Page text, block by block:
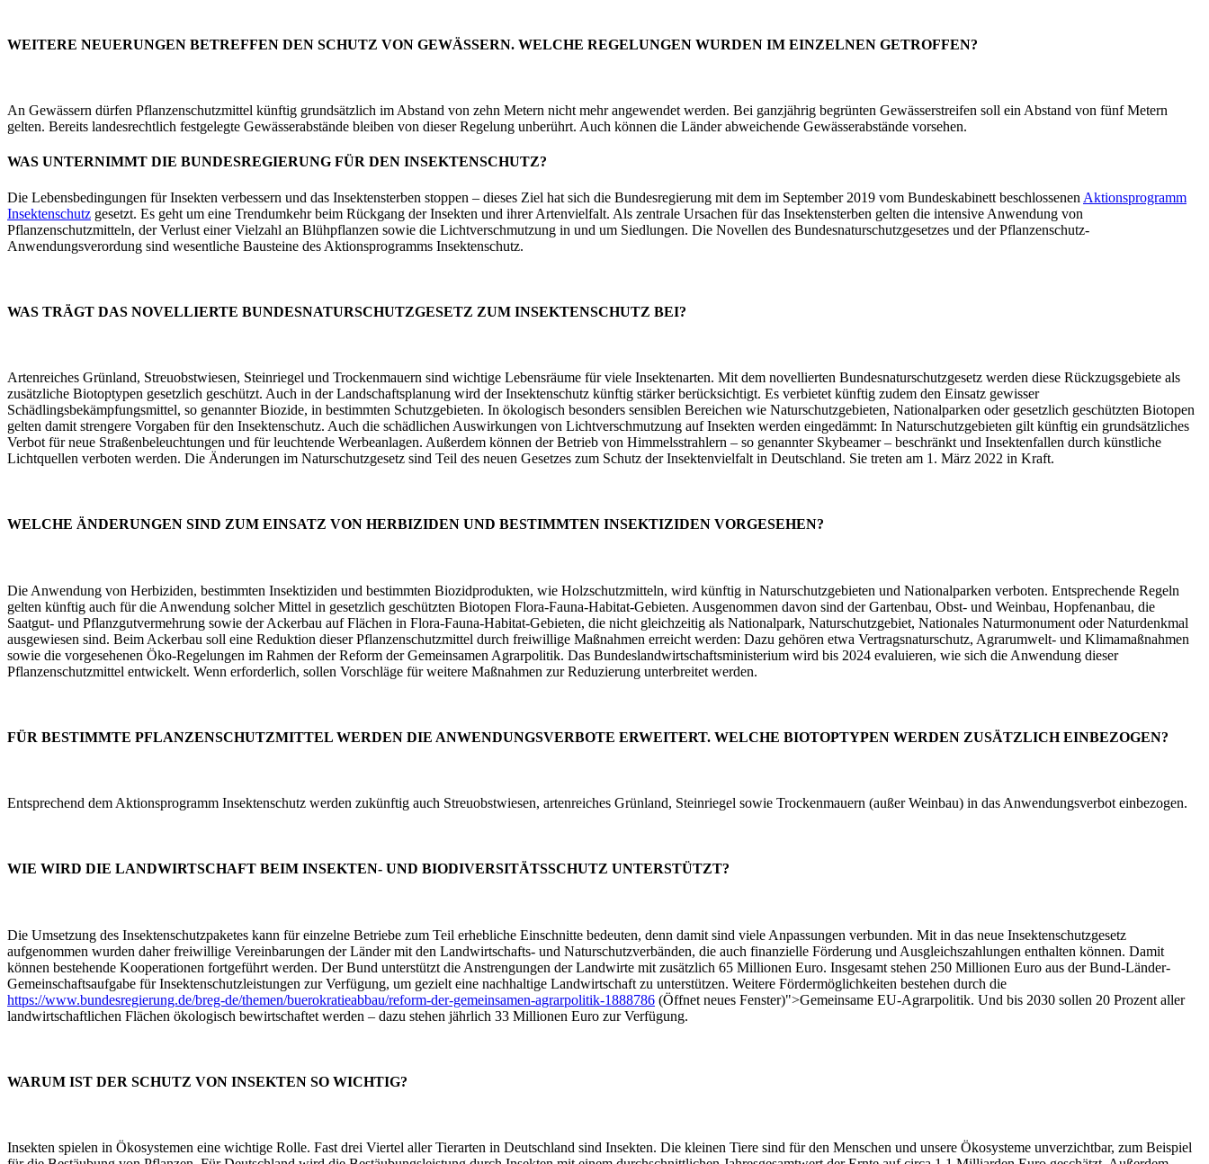
WEITERE NEUERUNGEN BETREFFEN DEN SCHUTZ VON GEWÄSSERN. WELCHE REGELUNGEN WURDEN IM EINZELNEN GETROFFEN?
An Gewässern dürfen Pflanzenschutzmittel künftig grundsätzlich im Abstand von zehn Metern nicht mehr angewendet werden. Bei ganzjährig begrünten Gewässerstreifen soll ein Abstand von fünf Metern
gelten. Bereits landesrechtlich festgelegte Gewässerabstände bleiben von dieser Regelung unberührt. Auch können die Länder abweichende Gewässerabstände vorsehen.
WAS UNTERNIMMT DIE BUNDESREGIERUNG FÜR DEN INSEKTENSCHUTZ?
Die Lebensbedingungen für Insekten verbessern und das Insektensterben stoppen – dieses Ziel hat sich die Bundesregierung mit dem im September 2019 vom Bundeskabinett beschlossenen Aktionsprogramm
Insektenschutz gesetzt. Es geht um eine Trendumkehr beim Rückgang der Insekten und ihrer Artenvielfalt. Als zentrale Ursachen für das Insektensterben gelten die intensive Anwendung von
Pflanzenschutzmitteln, der Verlust einer Vielzahl an Blühpflanzen sowie die Lichtverschmutzung in und um Siedlungen. Die Novellen des Bundesnaturschutzgesetzes und der Pflanzenschutz-
Anwendungsverordung sind wesentliche Bausteine des Aktionsprogramms Insektenschutz.
WAS TRÄGT DAS NOVELLIERTE BUNDESNATURSCHUTZGESETZ ZUM INSEKTENSCHUTZ BEI?
Artenreiches Grünland, Streuobstwiesen, Steinriegel und Trockenmauern sind wichtige Lebensräume für viele Insektenarten. Mit dem novellierten Bundesnaturschutzgesetz werden diese Rückzugsgebiete als
zusätzliche Biotoptypen gesetzlich geschützt. Auch in der Landschaftsplanung wird der Insektenschutz künftig stärker berücksichtigt. Es verbietet künftig zudem den Einsatz gewisser
Schädlingsbekämpfungsmittel, so genannter Biozide, in bestimmten Schutzgebieten. In ökologisch besonders sensiblen Bereichen wie Naturschutzgebieten, Nationalparken oder gesetzlich geschützten Biotopen
gelten damit strengere Vorgaben für den Insektenschutz. Auch die schädlichen Auswirkungen von Lichtverschmutzung auf Insekten werden eingedämmt: In Naturschutzgebieten gilt künftig ein grundsätzliches
Verbot für neue Straßenbeleuchtungen und für leuchtende Werbeanlagen. Außerdem können der Betrieb von Himmelsstrahlern – so genannter Skybeamer– beschränkt und Insektenfallen durch künstliche
Lichtquellen verboten werden. Die Änderungen im Naturschutzgesetz sind Teil des neuen Gesetzes zum Schutz der Insektenvielfalt in Deutschland. Sie treten am 1. März 2022 in Kraft.
WELCHE ÄNDERUNGEN SIND ZUM EINSATZ VON HERBIZIDEN UND BESTIMMTEN INSEKTIZIDEN VORGESEHEN?
Die Anwendung von Herbiziden, bestimmten Insektiziden und bestimmten Biozidprodukten, wie Holzschutzmitteln, wird künftig in Naturschutzgebieten und Nationalparken verboten. Entsprechende Regeln
gelten künftig auch für die Anwendung solcher Mittel in gesetzlich geschützten Biotopen Flora-Fauna-Habitat-Gebieten. Ausgenommen davon sind der Gartenbau, Obst- und Weinbau, Hopfenanbau, die
Saatgut- und Pflanzgutvermehrung sowie der Ackerbau auf Flächen in Flora-Fauna-Habitat-Gebieten, die nicht gleichzeitig als Nationalpark, Naturschutzgebiet, Nationales Naturmonument oder Naturdenkmal
ausgewiesen sind. Beim Ackerbau soll eine Reduktion dieser Pflanzenschutzmittel durch freiwillige Maßnahmen erreicht werden: Dazu gehören etwa Vertragsnaturschutz, Agrarumwelt- und Klimamaßnahmen
sowie die vorgesehenen Öko-Regelungen im Rahmen der Reform der Gemeinsamen Agrarpolitik. Das Bundeslandwirtschaftsministerium wird bis 2024 evaluieren, wie sich die Anwendung dieser
Pflanzenschutzmittel entwickelt. Wenn erforderlich, sollen Vorschläge für weitere Maßnahmen zur Reduzierung unterbreitet werden.
FÜR BESTIMMTE PFLANZENSCHUTZMITTEL WERDEN DIE ANWENDUNGSVERBOTE ERWEITERT. WELCHE BIOTOPTYPEN WERDEN ZUSÄTZLICH EINBEZOGEN?
Entsprechend dem Aktionsprogramm Insektenschutz werden zukünftig auch Streuobstwiesen, artenreiches Grünland, Steinriegel sowie Trockenmauern (außer Weinbau) in das Anwendungsverbot einbezogen.
WIE WIRD DIE LANDWIRTSCHAFT BEIM INSEKTEN- UND BIODIVERSITÄTSSCHUTZ UNTERSTÜTZT?
Die Umsetzung des Insektenschutzpaketes kann für einzelne Betriebe zum Teil erhebliche Einschnitte bedeuten, denn damit sind viele Anpassungen verbunden. Mit in das neue Insektenschutzgesetz
aufgenommen wurden daher freiwillige Vereinbarungen der Länder mit den Landwirtschafts- und Naturschutzverbänden, die auch finanzielle Förderung und Ausgleichszahlungen enthalten können. Damit
können bestehende Kooperationen fortgeführt werden. Der Bund unterstützt die Anstrengungen der Landwirte mit zusätzlich 65 Millionen Euro. Insgesamt stehen 250 Millionen Euro aus der Bund-Länder-
Gemeinschaftsaufgabe für Insektenschutzleistungen zur Verfügung, um gezielt eine nachhaltige Landwirtschaft zu unterstützen. Weitere Fördermöglichkeiten bestehen durch die
https://www.bundesregierung.de/breg-de/themen/buerokratieabbau/reform-der-gemeinsamen-agrarpolitik-1888786 (Öffnet neues Fenster)">Gemeinsame EU-Agrarpolitik. Und bis 2030 sollen 20 Prozent aller
landwirtschaftlichen Flächen ökologisch bewirtschaftet werden – dazu stehen jährlich 33 Millionen Euro zur Verfügung.
WARUM IST DER SCHUTZ VON INSEKTEN SO WICHTIG?
Insekten spielen in Ökosystemen eine wichtige Rolle. Fast drei Viertel aller Tierarten in Deutschland sind Insekten. Die kleinen Tiere sind für den Menschen und unsere Ökosysteme unverzichtbar, zum Beispiel